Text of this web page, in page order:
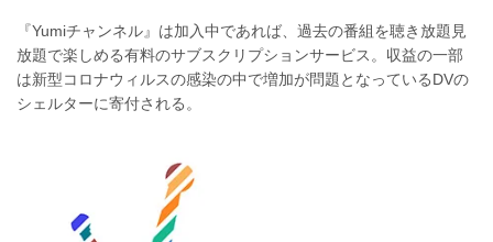
『Yumiチャンネル』は加入中であれば、過去の番組を聴き放題見
放題で楽しめる有料のサブスクリプションサービス。収益の一部
は新型コロナウィルスの感染の中で増加が問題となっているDVの
シェルターに寄付される。